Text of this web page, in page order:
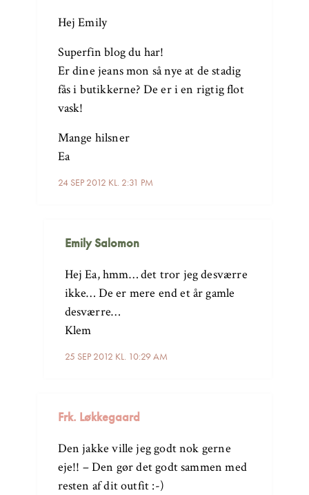
24 SEP 2012 KL. 2:31 PM
Hej Emily
Superfin blog du har!
Er dine jeans mon så nye at de stadig
fås i butikkerne? De er i en rigtig flot
vask!
Mange hilsner
Ea
Emily Salomon
25 SEP 2012 KL. 10:29 AM
Hej Ea, hmm… det tror jeg desværre
ikke… De er mere end et år gamle
desværre…
Klem
Frk. Løkkegaard
Den jakke ville jeg godt nok gerne
eje!! – Den gør det godt sammen med
resten af dit outfit :-)